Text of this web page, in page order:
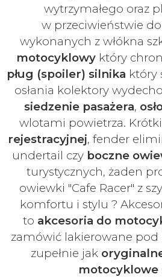
wytrzymałego oraz
w przeciwieństwie
wykonanych z włókna
motocyklowy który
pług (spoiler) silnika który
osłania kolektory
siedzenie pasażera,
wlotami powietrza. Krótki
rejestracyjnej, fender
undertail czy boczne
turystycznych, żaden
owiewki "Cafe Racer" z
komfortu i stylu ?
to akcesoria do
zamówić lakierowane
zupełnie jak
motocyklowe